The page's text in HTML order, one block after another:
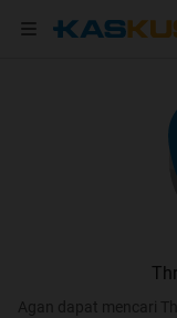
Agan dapat mencari